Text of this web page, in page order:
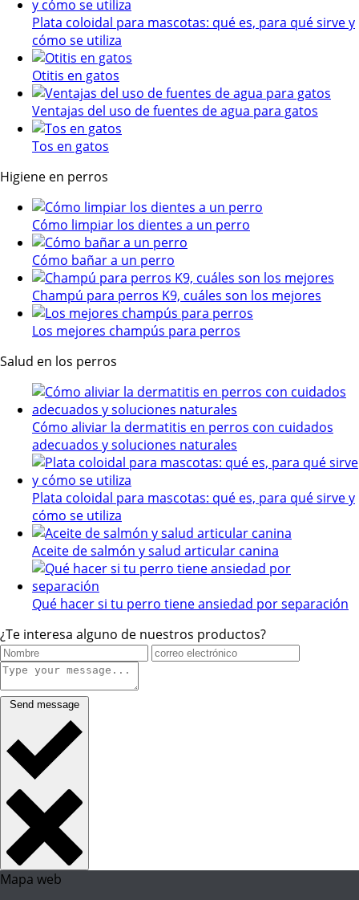
Plata coloidal para mascotas: qué es, para qué sirve y
cómo se utiliza
Otitis en gatos
Ventajas del uso de fuentes de agua para gatos
Tos en gatos
Higiene en perros
Cómo limpiar los dientes a un perro
Cómo bañar a un perro
Champú para perros K9, cuáles son los mejores
Los mejores champús para perros
Salud en los perros
Cómo aliviar la dermatitis en perros con cuidados
adecuados y soluciones naturales
Plata coloidal para mascotas: qué es, para qué sirve y
cómo se utiliza
Aceite de salmón y salud articular canina
Qué hacer si tu perro tiene ansiedad por separación
¿Te interesa alguno de nuestros productos?
Send message
Mapa web